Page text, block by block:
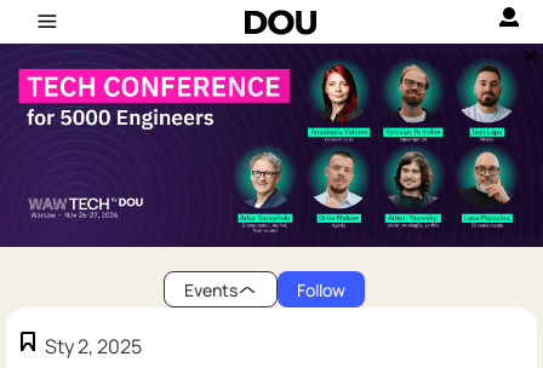
Events Follow
Sty 2, 2025